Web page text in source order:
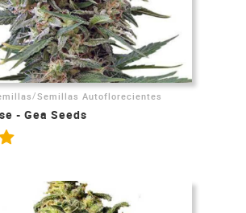
/Semillas Autoflorecientes
- Gea Seeds